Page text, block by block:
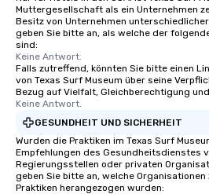
Muttergesellschaft als ein Unternehmen
Besitz von Unternehmen
geben Sie bitte an, als welche der
sind:
Keine Antwort.
Falls zutreffend, könnten Sie bitte einen
von Texas Surf Museum über seine
Bezug auf Vielfalt, Gleichberechtigung
Keine Antwort.
GESUNDHEIT UND SICHERHEIT
Wurden die Praktiken im Texas Surf
Empfehlungen des Gesundheitsdienstes
Regierungsstellen oder privaten
geben Sie bitte an, welche
Praktiken herangezogen wurden: